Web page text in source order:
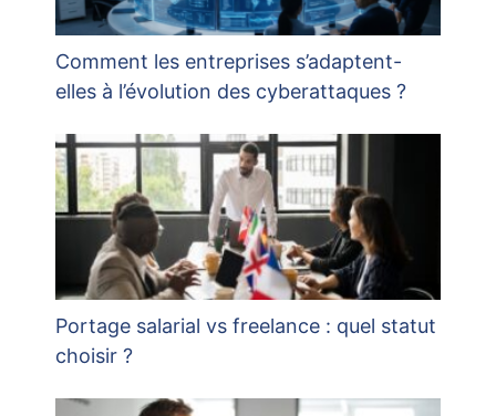
Comment les entreprises s’adaptent-
elles à l’évolution des cyberattaques ?
Portage salarial vs freelance : quel statut
choisir ?